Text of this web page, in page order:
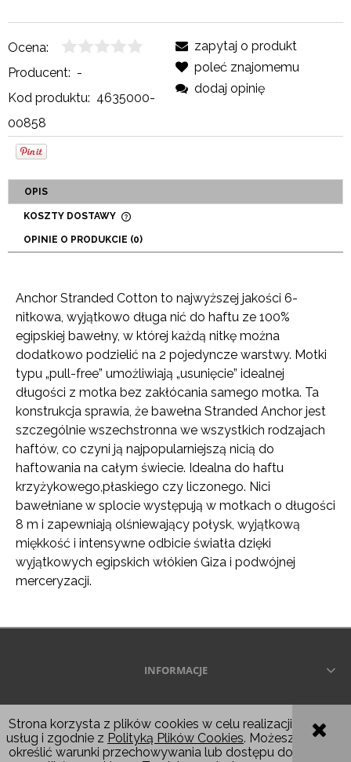
Strona korzysta z plików cookies w celu realizacji
usług i zgodnie z Polityką Plików Cookies. Możesz
określić warunki przechowywania lub dostępu do
Ocena:
Producent: -
Kod produktu: 4635000-
00858
zapytaj o produkt
poleć znajomemu
dodaj opinię
OPIS
KOSZTY DOSTAWY
PŁATNOŚCI
OPINIE O PRODUKCIE (0)
Anchor Stranded Cotton to najwyższej jakości 6-
nitkowa, wyjątkowo długa nić do haftu ze 100%
egipskiej bawełny, w której każdą nitkę można
dodatkowo podzielić na 2 pojedyncze warstwy. Motki
typu „pull-free” umożliwiają „usunięcie” idealnej
długości z motka bez zakłócania samego motka. Ta
konstrukcja sprawia, że ​​bawełna Stranded Anchor jest
szczególnie wszechstronna we wszystkich rodzajach
haftów, co czyni ją najpopularniejszą nicią do
haftowania na całym świecie. Idealna do haftu
krzyżykowego,płaskiego czy liczonego. Nici
bawełniane w splocie występują w motkach o długości
8 m i zapewniają olśniewający połysk, wyjątkową
miękkość i intensywne odbicie światła dzięki
wyjątkowych egipskich włókien Giza i podwójnej
merceryzacji.
INFORMACJE
POKAŻ PEŁNĄ WERSJĘ STRONY